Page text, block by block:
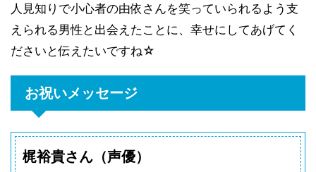
人見知りで小心者の由依さんを笑っていられるよう支
えられる男性と出会えたことに、幸せにしてあげてく
ださいと伝えたいですね☆
お祝いメッセージ
梶裕貴さん（声優）